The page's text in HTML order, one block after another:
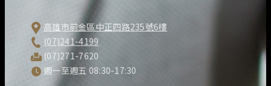
高雄市前金區中正四路235號6樓
(07)241-4199
(07)271-7620
週一至週五 08:30-17:30